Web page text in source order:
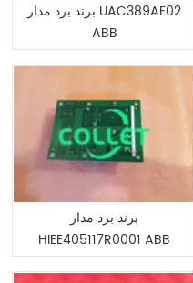
برند برد مدار UAC389AE02
ABB
برند برد مدار
HIEE405117R0001 ABB